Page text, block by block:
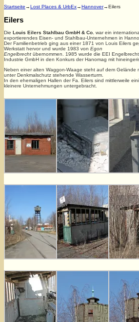
Startseite →Lost Places & UrbEx→Hannover→Eilers
Eilers
Die Louis Eilers Stahlbau GmbH & Co. war ein
exportierendes Eisen- und Stahlbau-Unternehmen in
Der Familienbetrieb ging aus einer 1871 von Louis Eilers
Werkstatt hervor und wurde 1983 von Egon
Engelbrecht übernommen. 1985 wurde die EEI
Industrie GmbH in den Konkurs der Hanomag mit
Neben einer alten Waggon-Waage steht auf dem Gelände
unter Denkmalschutz stehende Wasserturm.
In den ehemaligen Hallen der Fa. Eilers sind mittlerweile
kleinere Unternehmungen untergebracht.